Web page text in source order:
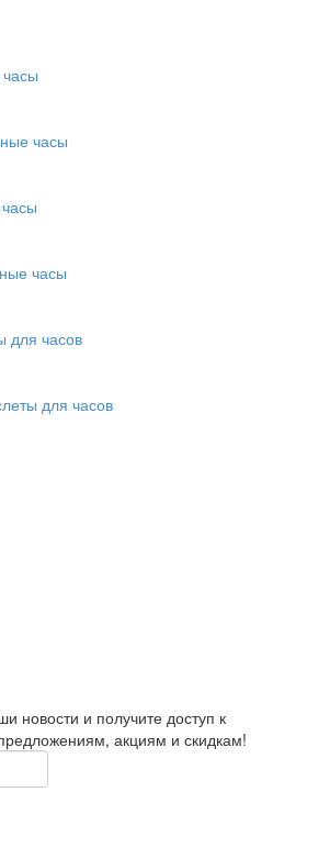
часы
часы
для часов
для часов
новости и получите доступ к
акциям и скидкам!